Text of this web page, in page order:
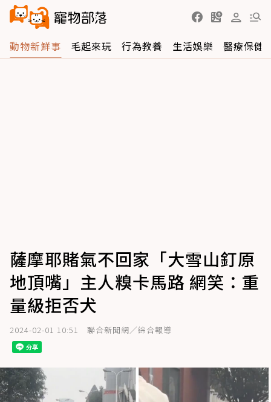
動物新鮮事 毛起來玩 行為教養 生活娛樂 醫療保健
薩摩耶賭氣不回家「大雪山釘原
地頂嘴」主人糗卡馬路 網笑：重
量級拒否犬
2024-02-01 10:51 聯合新聞網／綜合報導